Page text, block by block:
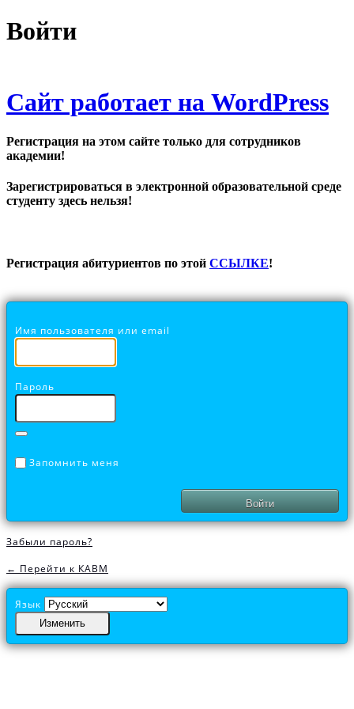
Войти
Сайт работает на WordPress
Регистрация на этом сайте только для сотрудников
академии!
Зарегистрироваться в электронной образовательной среде
студенту здесь нельзя!
Регистрация абитуриентов по этой ССЫЛКЕ!
Имя пользователя или email
Пароль
Запомнить меня
Забыли пароль?
← Перейти к КАВМ
Язык